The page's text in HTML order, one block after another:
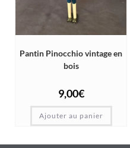
Pantin Pinocchio vintage en
bois
9,00€
Ajouter au panier